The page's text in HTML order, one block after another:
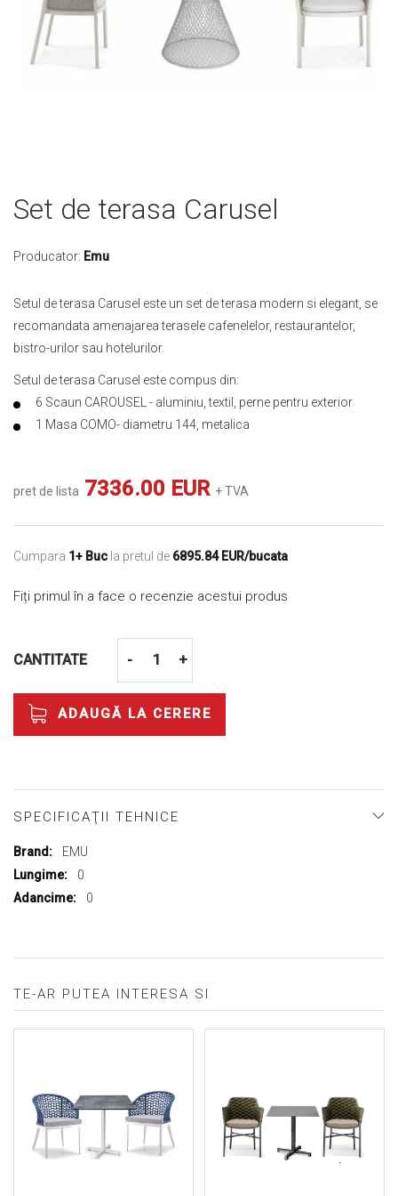
Set de terasa Carusel
Producator: Emu
Setul de terasa Carusel este un set de terasa modern si elegant, se
recomandata amenajarea terasele cafenelelor, restaurantelor,
bistro-urilor sau hotelurilor.
Setul de terasa Carusel este compus din:
6 Scaun CAROUSEL - aluminiu, textil, perne pentru exterior
1 Masa COMO- diametru 144, metalica
pret de lista 7336.00 EUR + TVA
Cumpara 1+ Buc la pretul de 6895.84 EUR/bucata
Fiți primul în a face o recenzie acestui produs
CANTITATE - +
ADAUGĂ LA CERERE
SPECIFICAŢII TEHNICE
Mai
multe
EMU
0
0
Skip
to
beginning
images
gallery
TE-AR PUTEA INTERESA SI